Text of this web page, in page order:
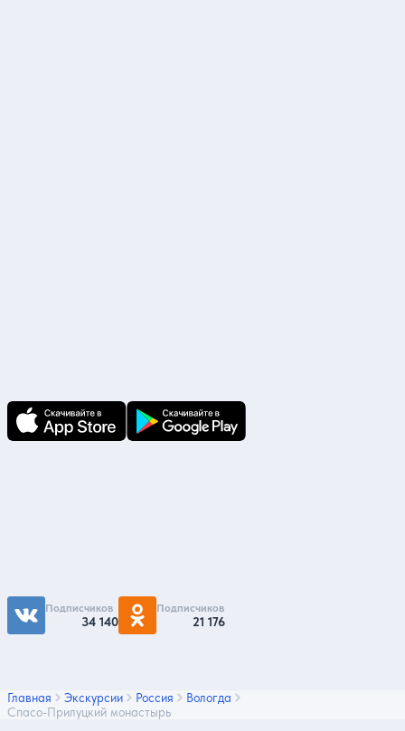
Подписчиков
34 140
Подписчиков
21 176
Главная Экскурсии Россия
Вологда
Спасо-Прилуцкий монастырь